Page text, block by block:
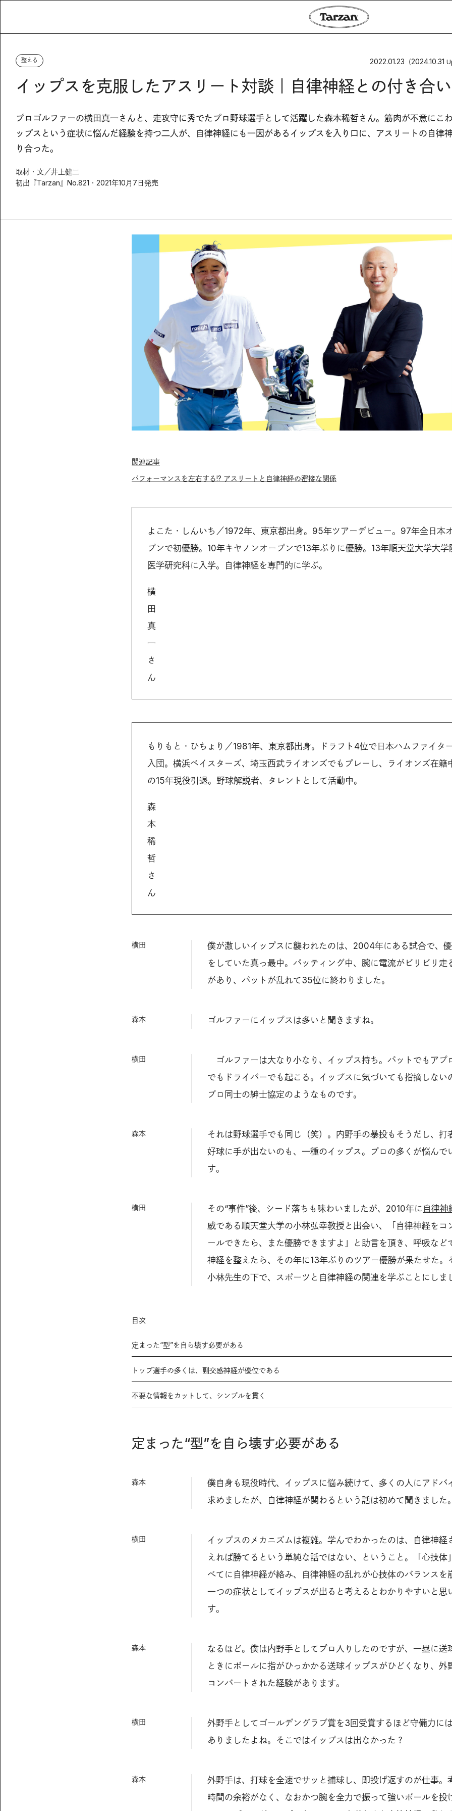
整える 2022.01.23 （2024.10.31
イップスを克服したアスリート対談｜自律神経との付き合
プロゴルファーの横田真一さんと、走攻守に秀でたプロ野球選手として活躍した森本稀哲さん。筋肉が不意にこ
ップスという症状に悩んだ経験を持つ二人が、自律神経にも一因があるイップスを入り口に、アスリートの自律
り合った。
取材・文／井上健二
初出『Tarzan』No.821・2021年10月7日発売
関連記事
パフォーマンスを左右する!? アスリートと自律神経の密接な関係
横
田
真
一
さ
ん
よこた・しんいち／1972年、東京都出身。95年ツアーデビュー。97年全日本
プンで初優勝。10年キヤノンオープンで13年ぶりに優勝。13年順天堂大学大学
医学研究科に入学。自律神経を専門的に学ぶ。
森
本
稀
哲
さ
ん
もりもと・ひちょり／1981年、東京都出身。ドラフト4位で日本ハムファイタ
入団。横浜ベイスターズ、埼玉西武ライオンズでもプレーし、ライオンズ在籍
の15年現役引退。野球解説者、タレントとして活動中。
横田
僕が激しいイップスに襲われたのは、2004年にある試合で、
をしていた真っ最中。パッティング中、腕に電流がビリビリ走
があり、パットが乱れて35位に終わりました。
森本 ゴルファーにイップスは多いと聞きますね。
横田
ゴルファーは大なり小なり、イップス持ち。パットでもアプ
でもドライバーでも起こる。イップスに気づいても指摘しない
プロ同士の紳士協定のようなものです。
森本
それは野球選手でも同じ（笑）。内野手の暴投もそうだし、打
好球に手が出ないのも、一種のイップス。プロの多くが悩んで
す。
横田 その“事件”後、シード落ちも味わいましたが、2010年に 自律神
威である順天堂大学の小林弘幸教授と出会い、「自律神経をコ
ールできたら、また優勝できますよ」と助言を頂き、呼吸など
神経を整えたら、その年に13年ぶりのツアー優勝が果たせた。
小林先生の下で、スポーツと自律神経の関連を学ぶことにしま
目次
定まった“型”を自ら壊す必要がある
トップ選手の多くは、副交感神経が優位である
不要な情報をカットして、シンプルを貫く
定まった“型”を自ら壊す必要がある
森本
僕自身も現役時代、イップスに悩み続けて、多くの人にアドバ
求めましたが、自律神経が関わるという話は初めて聞きました
横田
イップスのメカニズムは複雑。学んでわかったのは、自律神経
えれば勝てるという単純な話ではない、ということ。「心技体
べてに自律神経が絡み、自律神経の乱れが心技体のバランスを
一つの症状としてイップスが出ると考えるとわかりやすいと思
す。
森本
なるほど。僕は内野手としてプロ入りしたのですが、一塁に送
ときにボールに指がひっかかる送球イップスがひどくなり、外
コンバートされた経験があります。
横田
外野手としてゴールデングラブ賞を3回受賞するほど守備力に
ありましたよね。そこではイップスは出なかった？
森本
外野手は、打球を全速でサッと捕球し、即投げ返すのが仕事。
時間の余裕がなく、なおかつ腕を全力で振って強いボールを投